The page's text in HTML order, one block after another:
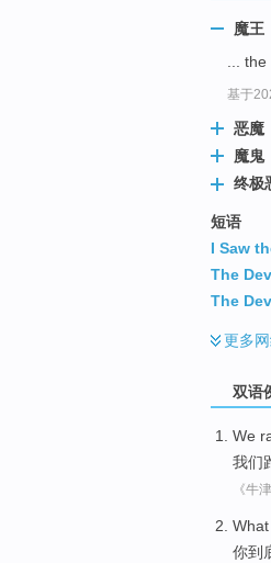
魔王
...
基于
恶魔
魔鬼
终极
短语
I Saw
The
The
更多
双语
We
我们
《牛
What
你到